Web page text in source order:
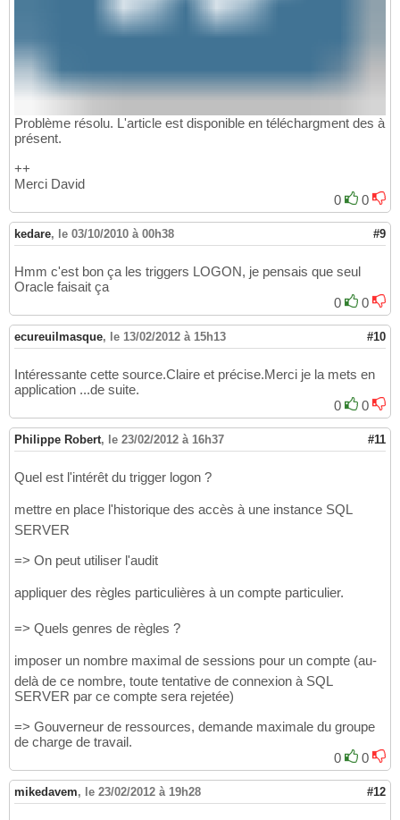
Problème résolu. L'article est disponible en téléchargment des à
présent.
++
Merci David
0
0
kedare, le 03/10/2010 à 00h38 #9
Hmm c'est bon ça les triggers LOGON, je pensais que seul
Oracle faisait ça
0
0
ecureuilmasque, le 13/02/2012 à 15h13 #10
Intéressante cette source.Claire et précise.Merci je la mets en
application ...de suite.
0
0
Philippe Robert, le 23/02/2012 à 16h37 #11
Quel est l'intérêt du trigger logon ?
mettre en place l'historique des accès à une instance SQL
SERVER
=> On peut utiliser l'audit
appliquer des règles particulières à un compte particulier.
=> Quels genres de règles ?
imposer un nombre maximal de sessions pour un compte (au-
delà de ce nombre, toute tentative de connexion à SQL
SERVER par ce compte sera rejetée)
=> Gouverneur de ressources, demande maximale du groupe
de charge de travail.
0
0
mikedavem, le 23/02/2012 à 19h28 #12